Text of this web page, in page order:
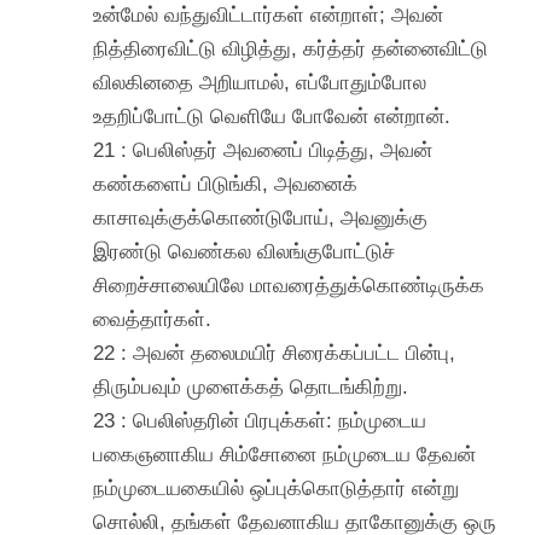
உன்மேல் வந்துவிட்டார்கள் என்றாள்; அவன்
நித்திரைவிட்டு விழித்து, கர்த்தர் தன்னைவிட்டு
விலகினதை அறியாமல், எப்போதும்போல
உதறிப்போட்டு வெளியே போவேன் என்றான்.
21 : பெலிஸ்தர் அவனைப் பிடித்து, அவன்
கண்களைப் பிடுங்கி, அவனைக்
காசாவுக்குக்கொண்டுபோய், அவனுக்கு
இரண்டு வெண்கல விலங்குபோட்டுச்
சிறைச்சாலையிலே மாவரைத்துக்கொண்டிருக்க
வைத்தார்கள்.
22 : அவன் தலைமயிர் சிரைக்கப்பட்ட பின்பு,
திரும்பவும் முளைக்கத் தொடங்கிற்று.
23 : பெலிஸ்தரின் பிரபுக்கள்: நம்முடைய
பகைஞனாகிய சிம்சோனை நம்முடைய தேவன்
நம்முடையகையில் ஒப்புக்கொடுத்தார் என்று
சொல்லி, தங்கள் தேவனாகிய தாகோனுக்கு ஒரு